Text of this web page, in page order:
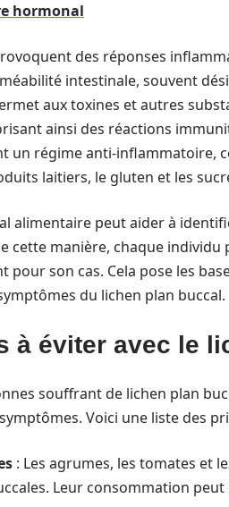
hormonal
des réponses
intestinale, souvent
aux toxines et autres
ainsi des réactions
un régime anti-inflammatoire,
laitiers, le gluten et les
alimentaire peut aider à
cette manière, chaque
pour son cas. Cela pose les
du lichen plan buccal.
à éviter avec le
souffrant de lichen plan
Voici une liste des
: Les agrumes, les tomates et
Leur consommation